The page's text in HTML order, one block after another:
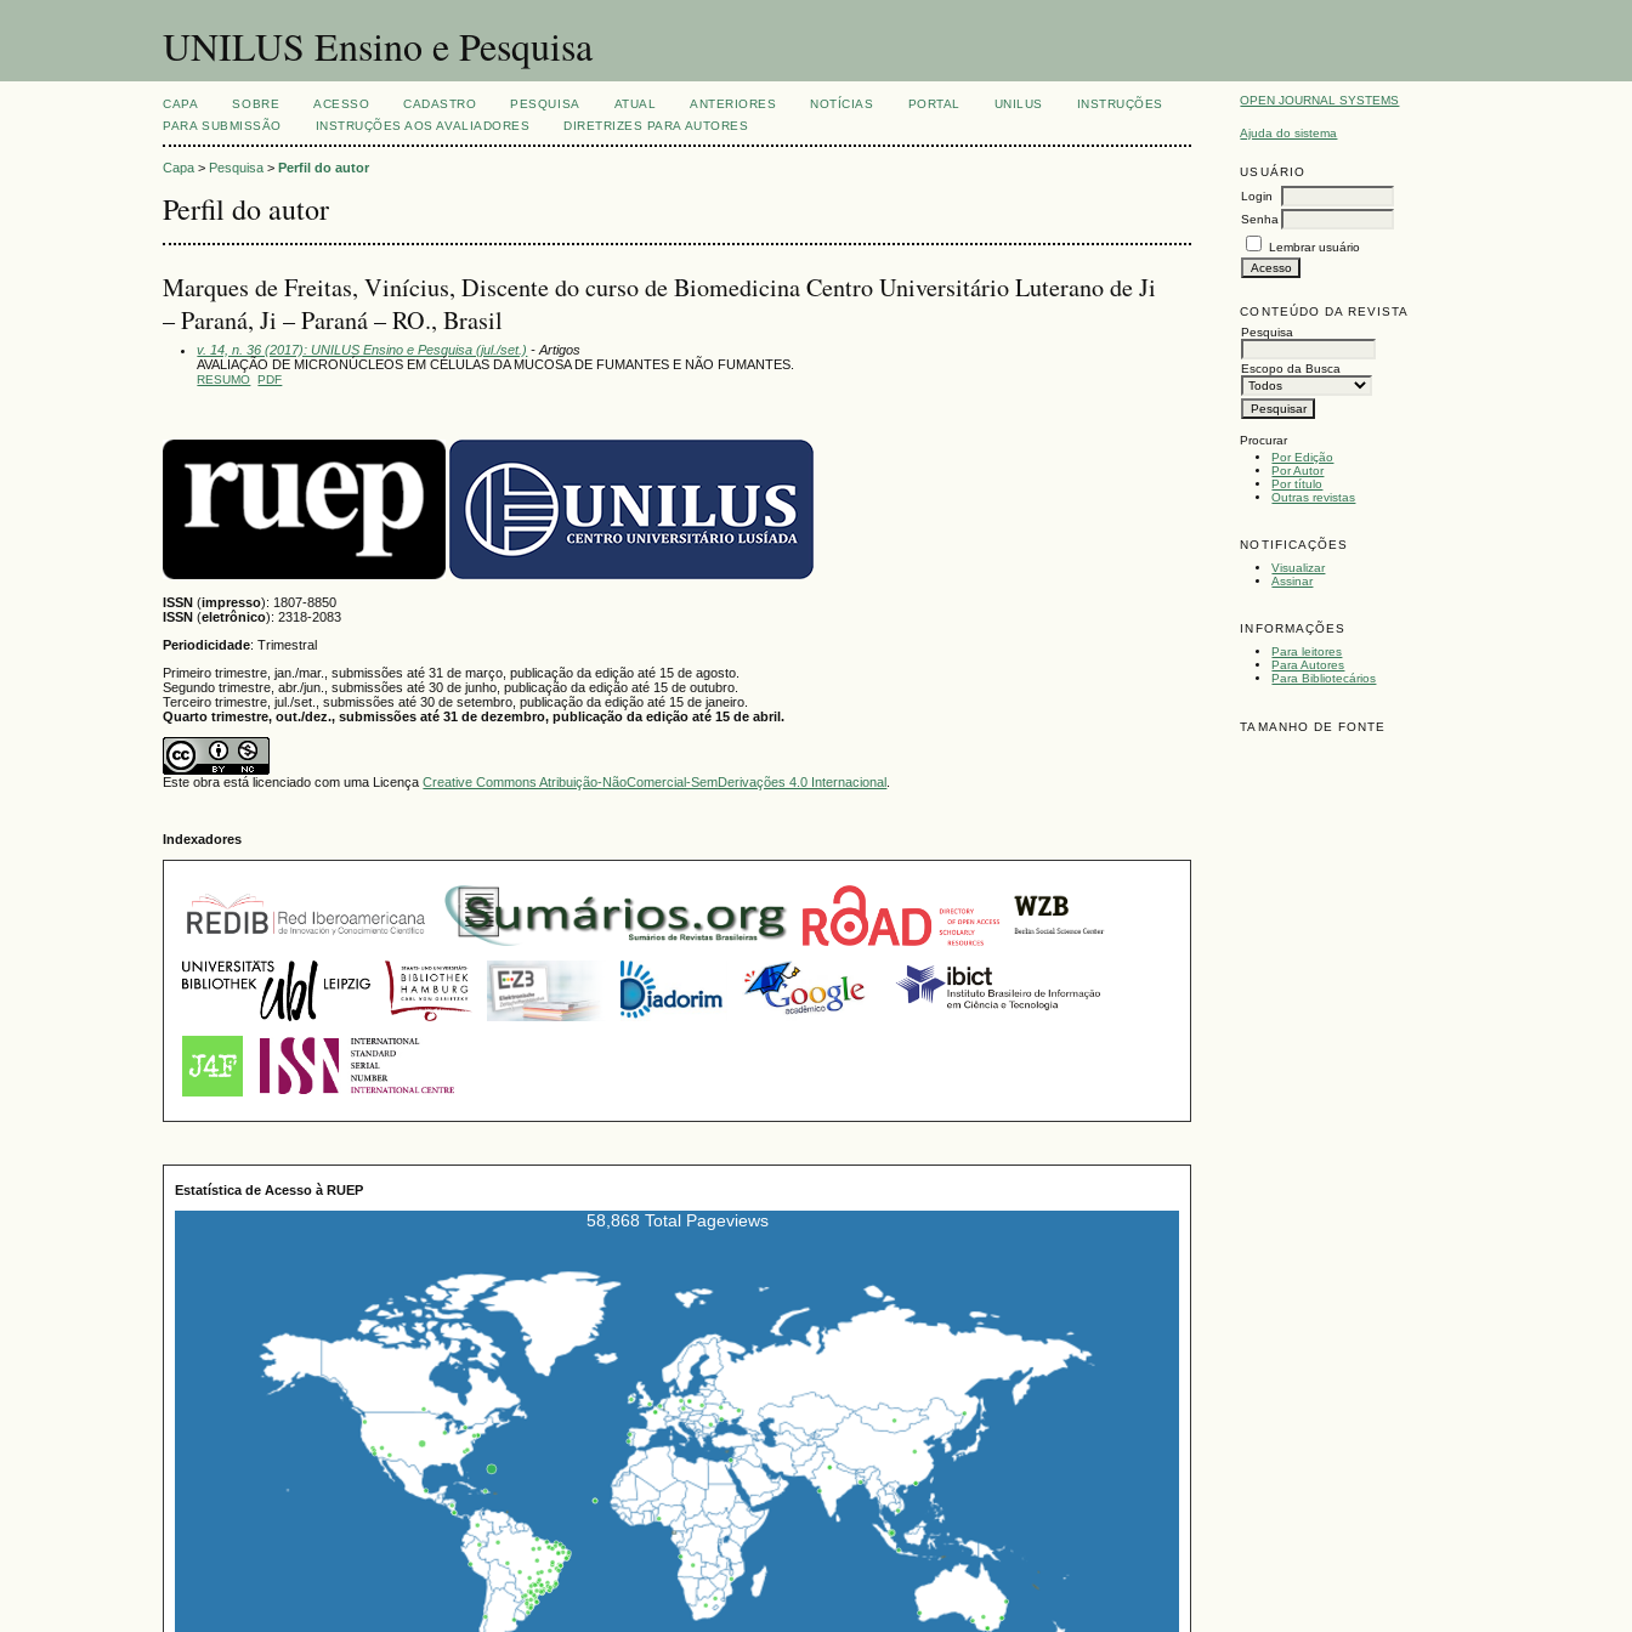
UNILUS Ensino e Pesquisa
OPEN JOURNAL SYSTEMS
Ajuda do sistema
USUÁRIO
Login
Senha
Lembrar usuário
CONTEÚDO DA REVISTA
Pesquisa
Escopo da Busca
Procurar
Por Edição
Por Autor
Por título
Outras revistas
NOTIFICAÇÕES
Visualizar
Assinar
INFORMAÇÕES
Para leitores
Para Autores
Para Bibliotecários
TAMANHO DE FONTE
CAPA SOBRE ACESSO CADASTRO PESQUISA ATUAL ANTERIORES NOTÍCIAS PORTAL UNILUS
INSTRUÇÕES
PARA SUBMISSÃO
INSTRUÇÕES AOS AVALIADORES DIRETRIZES PARA AUTORES
Capa > Pesquisa >Perfil do autor
Perfil do autor
Marques de Freitas, Vinícius, Discente do curso de Biomedicina Centro Universitário Luterano de Ji
– Paraná, Ji – Paraná – RO., Brasil
v. 14, n. 36 (2017): UNILUS Ensino e Pesquisa (jul./set.) - Artigos
AVALIAÇÃO DE MICRONÚCLEOS EM CÉLULAS DA MUCOSA DE FUMANTES E NÃO FUMANTES.
RESUMO PDF
ISSN (impresso): 1807-8850
ISSN (eletrônico):2318-2083
Periodicidade: Trimestral
Primeiro trimestre, jan./mar., submissões até 31 de março, publicação da edição até 15 de agosto.
Segundo trimestre, abr./jun., submissões até 30 de junho, publicação da edição até 15 de outubro.
Terceiro trimestre, jul./set., submissões até 30 de setembro, publicação da edição até 15 de janeiro.
Quarto trimestre, out./dez., submissões até 31 de dezembro, publicação da edição até 15 de abril.
Este obra está licenciado com uma LicençaCreative Commons Atribuição-NãoComercial-SemDerivações 4.0 Internacional
Indexadores
Estatística de Acesso à RUEP
58,868 Total Pageviews